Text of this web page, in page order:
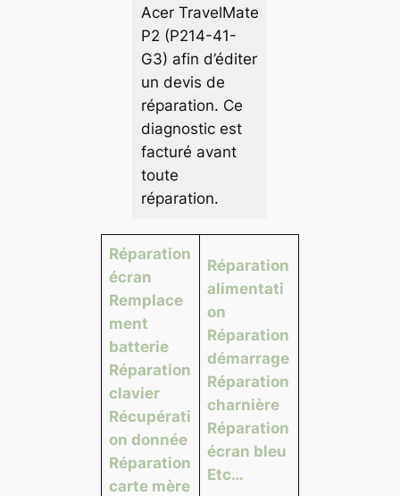
Acer TravelMate
P2 (P214-41-
G3) afin d’éditer
un devis de
réparation. Ce
diagnostic est
facturé avant
toute
réparation.
Réparation
écran
Remplace
ment
batterie
Réparation
clavier
Récupérati
on donnée
Réparation
carte mère
Réparation
alimentati
on
Réparation
démarrage
Réparation
charnière
Réparation
écran bleu
Etc…